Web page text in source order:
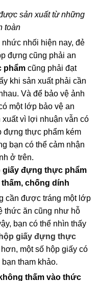
sản xuất từ những
toàn
nhối hiện nay, đẻ
đựng cũng phải an
phẩm cũng phải đạt
khi sản xuất phải cần
Và để bảo vệ ảnh
một lớp bảo vệ an
vì lợi nhuận vẫn có
đựng thực phẩm kém
bạn có thể cảm nhận
còn dính ở trên.
giấy đựng thực phẩm
chống dính
cần được tráng một lớp
thức ăn cũng như hỗ
bạn có thể nhìn thấy
hộp giấy đựng thực
một số hộp giấy có
tham khảo.
thấm vào thức